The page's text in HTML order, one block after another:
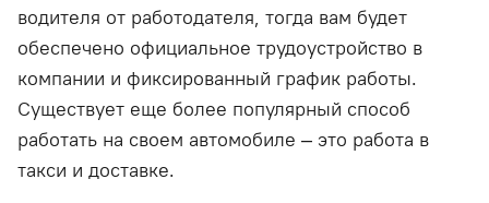
водителя от работодателя, тогда вам будет
обеспечено официальное трудоустройство в
компании и фиксированный график работы.
Существует еще более популярный способ
работать на своем автомобиле – это работа в
такси и доставке.